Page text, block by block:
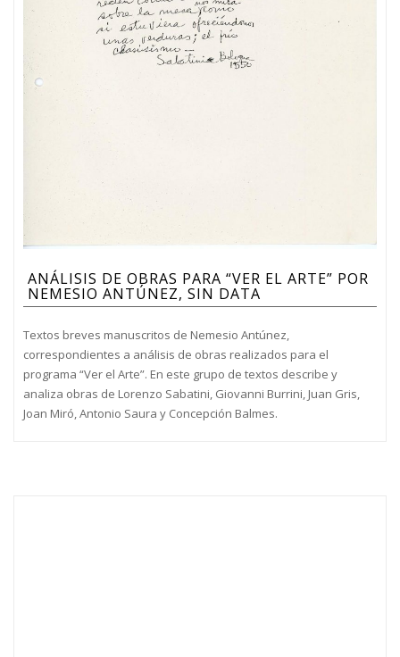
ANÁLISIS DE OBRAS PARA “VER EL ARTE” POR
NEMESIO ANTÚNEZ, SIN DATA
Textos breves manuscritos de Nemesio Antúnez,
correspondientes a análisis de obras realizados para el
programa “Ver el Arte”. En este grupo de textos describe y
analiza obras de Lorenzo Sabatini, Giovanni Burrini, Juan Gris,
Joan Miró, Antonio Saura y Concepción Balmes.